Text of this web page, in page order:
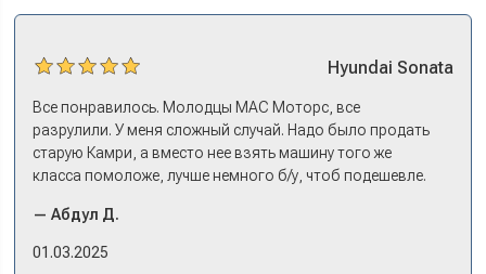
Hyundai Sonata
Все понравилось. Молодцы МАС Моторс, все
разрулили. У меня сложный случай. Надо было продать
старую Камри, а вместо нее взять машину того же
класса помоложе, лучше немного б/у, чтоб подешевле.
либо самому всем этим заниматься – а работать когда?
Либо искать салон, где есть нормальный трейд-ин. И
— Абдул Д.
01.03.2025